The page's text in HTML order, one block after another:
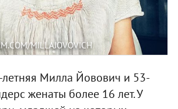
MILLAJOVOVICH
Милла Йовович и 53-
женаты более 16 лет. У